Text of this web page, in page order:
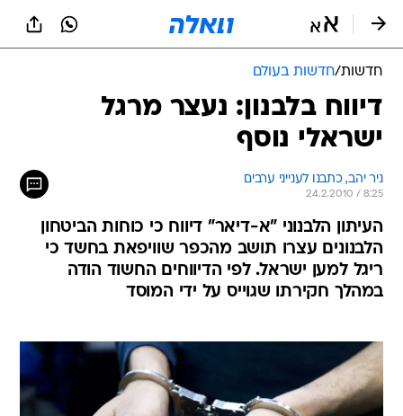
חדשות/חדשות בעולם
דיווח בלבנון: נעצר מרגל
ישראלי נוסף
ניר יהב, כתבנו לענייני ערבים
24.2.2010 / 8:25
העיתון הלבנוני "א-דיאר" דיווח כי כוחות הביטחון
הלבנונים עצרו תושב מהכפר שוויפאת בחשד כי
ריגל למען ישראל. לפי הדיווחים החשוד הודה
במהלך חקירתו שגוייס על ידי המוסד